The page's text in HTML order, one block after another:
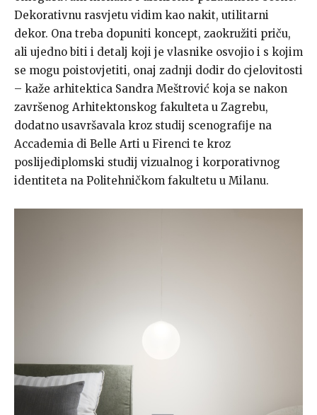
Dekorativnu rasvjetu vidim kao nakit, utilitarni
dekor. Ona treba dopuniti koncept, zaokružiti priču,
ali ujedno biti i detalj koji je vlasnike osvojio i s kojim
se mogu poistovjetiti, onaj zadnji dodir do cjelovitosti
– kaže arhitektica Sandra Meštrović koja se nakon
završenog Arhitektonskog fakulteta u Zagrebu,
dodatno usavršavala kroz studij scenografije na
Accademia di Belle Arti u Firenci te kroz
poslijediplomski studij vizualnog i korporativnog
identiteta na Politehničkom fakultetu u Milanu.